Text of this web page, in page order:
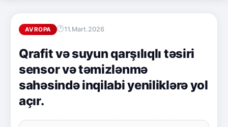
AVROPA 11.Mart.2026
Qrafit və suyun qarşılıqlı təsiri
sensor və təmizlənmə
sahəsində inqilabi yeniliklərə yol
açır.